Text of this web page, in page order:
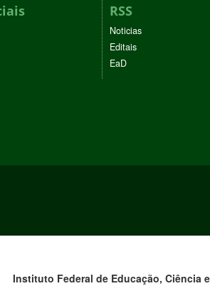
RSS
Noticias
Editais
EaD
Instituto Federal de Educação, Ciência